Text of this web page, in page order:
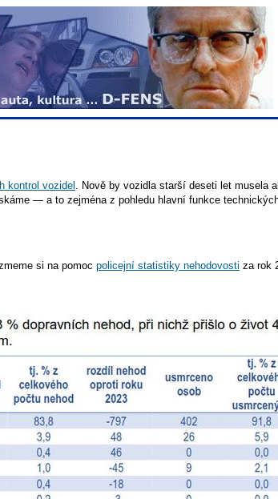
kontrol vozidel . Nově by vozidla starší deseti let musela
— a to zejména z pohledu hlavní funkce
si na pomocpolicejní statistiky nehodovosti za rok